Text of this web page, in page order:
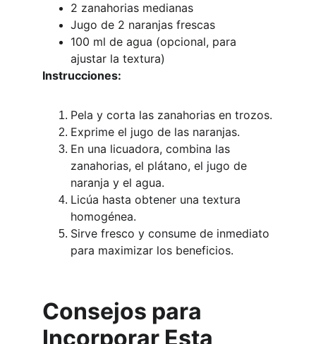
2 zanahorias medianas
Jugo de 2 naranjas frescas
100 ml de agua (opcional, para
ajustar la textura)
Instrucciones:
Pela y corta las zanahorias en trozos.
Exprime el jugo de las naranjas.
En una licuadora, combina las
zanahorias, el plátano, el jugo de
naranja y el agua.
Licúa hasta obtener una textura
homogénea.
Sirve fresco y consume de inmediato
para maximizar los beneficios.
Consejos para
Incorporar Esta